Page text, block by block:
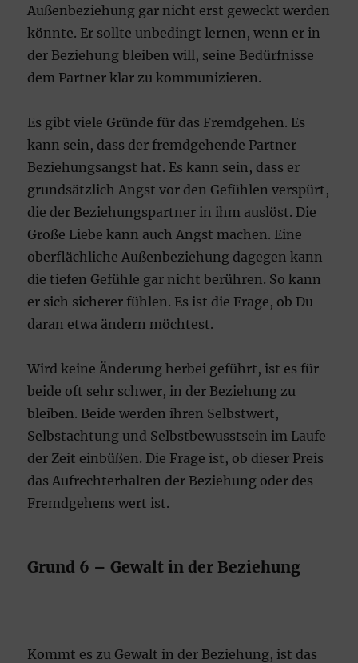
Außenbeziehung gar nicht erst geweckt werden
könnte. Er sollte unbedingt lernen, wenn er in
der Beziehung bleiben will, seine Bedürfnisse
dem Partner klar zu kommunizieren.
Es gibt viele Gründe für das Fremdgehen. Es
kann sein, dass der fremdgehende Partner
Beziehungsangst hat. Es kann sein, dass er
grundsätzlich Angst vor den Gefühlen verspürt,
die der Beziehungspartner in ihm auslöst. Die
Große Liebe kann auch Angst machen. Eine
oberflächliche Außenbeziehung dagegen kann
die tiefen Gefühle gar nicht berühren. So kann
er sich sicherer fühlen. Es ist die Frage, ob Du
daran etwa ändern möchtest.
Wird keine Änderung herbei geführt, ist es für
beide oft sehr schwer, in der Beziehung zu
bleiben. Beide werden ihren Selbstwert,
Selbstachtung und Selbstbewusstsein im Laufe
der Zeit einbüßen. Die Frage ist, ob dieser Preis
das Aufrechterhalten der Beziehung oder des
Fremdgehens wert ist.
Grund 6 – Gewalt in der Beziehung
Kommt es zu Gewalt in der Beziehung, ist das